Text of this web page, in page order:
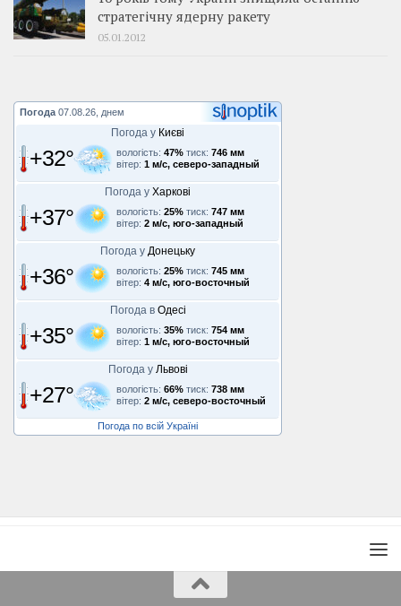
стратегічну ядерну ракету
05.01.2012
Погода 07.08.26, днем
Погода у Києві
+32° вологість: 47% тиск: 746 мм
вітер: 1 м/с, северо-западный
Погода у Харкові
+37° вологість: 25% тиск: 747 мм
вітер: 2 м/с, юго-западный
Погода у Донецьку
+36° вологість: 25% тиск: 745 мм
вітер: 4 м/с, юго-восточный
Погода в Одесі
+35° вологість: 35% тиск: 754 мм
вітер: 1 м/с, юго-восточный
Погода у Львові
+27° вологість: 66% тиск: 738 мм
вітер: 2 м/с, северо-восточный
Погода по всій Україні